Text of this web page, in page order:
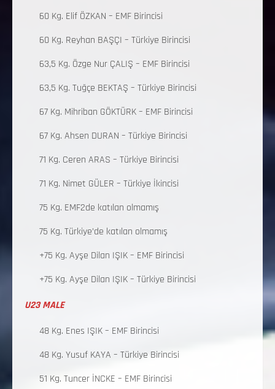
60 Kg. Elif ÖZKAN – EMF Birincisi
60 Kg. Reyhan BAŞÇI – Türkiye Birincisi
63,5 Kg. Özge Nur ÇALIŞ – EMF Birincisi
63,5 Kg. Tuğçe BEKTAŞ – Türkiye Birincisi
67 Kg. Mihriban GÖKTÜRK – EMF Birincisi
67 Kg. Ahsen DURAN – Türkiye Birincisi
71 Kg. Ceren ARAS – Türkiye Birincisi
71 Kg. Nimet GÜLER – Türkiye İkincisi
75 Kg. EMF2de katılan olmamış
75 Kg. Türkiye’de katılan olmamış
+75 Kg. Ayşe Dilan IŞIK – EMF Birincisi
+75 Kg. Ayşe Dilan IŞIK – Türkiye Birincisi
U23 MALE
48 Kg. Enes IŞIK – EMF Birincisi
48 Kg. Yusuf KAYA – Türkiye Birincisi
51 Kg. Tuncer İNCKE – EMF Birincisi